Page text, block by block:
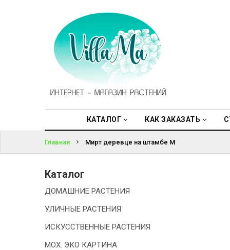
КАТАЛОГ КАК ЗАКАЗАТЬ
ЮРЛИЦАМ
ВОЙТИ
ПАРОЛЬ?
Главная Мирт деревце на штамбе M
Каталог
ДОМАШНИЕ РАСТЕНИЯ
УЛИЧНЫЕ РАСТЕНИЯ
ИСКУССТВЕННЫЕ РАСТЕНИЯ
МОХ. ЭКО КАРТИНА